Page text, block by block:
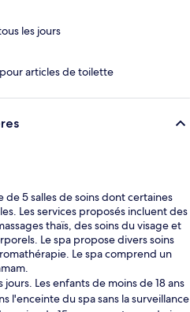
les jours
articles de toilette
de 5 salles de soins dont certaines
Les services proposés incluent des
thaïs, des soins du visage et
Le spa propose divers soins
Le spa comprend un
jours. Les enfants de moins de 18 ans
l'enceinte du spa sans la surveillance